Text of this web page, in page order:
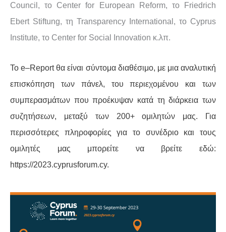
Council , το Center for European Reform, το
Friedrich
Ebert Stiftung, τη Transparency International , το Cyprus
Institute, το Center for Social Innovation κ.λπ.
Τοe–Reportθα είναι σύντομα διαθέσιμο, με μια αναλυτική
επισκόπηση των πάνελ, του περιεχομένου και των
συμπερασμάτων που προέκυψαν κατά τη διάρκεια των
συζητήσεων, μεταξύ των 200+ ομιλητών μας. Για
περισσότερες πληροφορίες για το συνέδριο και τους
ομιλητές μας μπορείτε να βρείτε εδώ:
https://2023.cyprusforum.cy.